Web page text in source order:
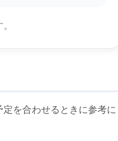
を合わせるときに参考に